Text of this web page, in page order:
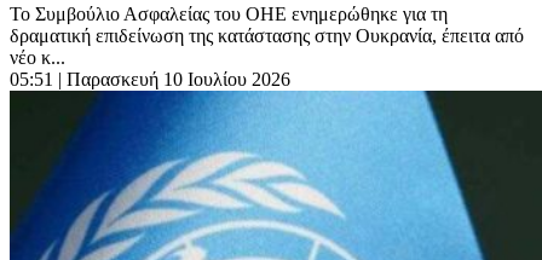
Το Συμβούλιο Ασφαλείας του ΟΗΕ ενημερώθηκε για τη
δραματική επιδείνωση της κατάστασης στην Ουκρανία, έπειτα από
νέο κ...
05:51 | Παρασκευή 10 Ιουλίου 2026